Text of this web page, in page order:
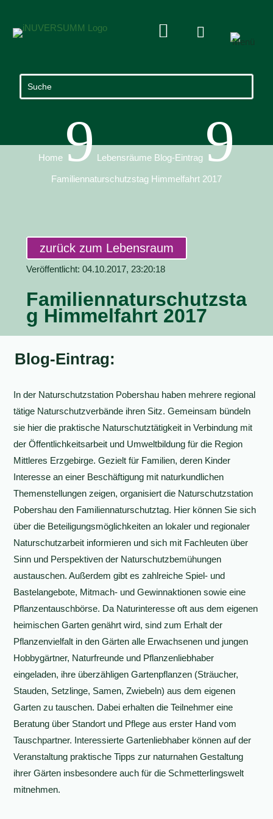
 
Home 9 Lebensräume Blog-Eintrag 9
Familiennaturschutzstag Himmelfahrt 2017
zurück zum Lebensraum
Veröffentlicht: 04.10.2017, 23:20:18
Familiennaturschutzsta
g Himmelfahrt 2017
Blog-Eintrag:
In der Naturschutzstation Pobershau haben mehrere regional
tätige Naturschutzverbände ihren Sitz. Gemeinsam bündeln
sie hier die praktische Naturschutztätigkeit in Verbindung mit
der Öffentlichkeitsarbeit und Umweltbildung für die Region
Mittleres Erzgebirge. Gezielt für Familien, deren Kinder
Interesse an einer Beschäftigung mit naturkundlichen
Themenstellungen zeigen, organisiert die Naturschutzstation
Pobershau den Familiennaturschutztag. Hier können Sie sich
über die Beteiligungsmöglichkeiten an lokaler und regionaler
Naturschutzarbeit informieren und sich mit Fachleuten über
Sinn und Perspektiven der Naturschutzbemühungen
austauschen. Außerdem gibt es zahlreiche Spiel- und
Bastelangebote, Mitmach- und Gewinnaktionen sowie eine
Pflanzentauschbörse. Da Naturinteresse oft aus dem eigenen
heimischen Garten genährt wird, sind zum Erhalt der
Pflanzenvielfalt in den Gärten alle Erwachsenen und jungen
Hobbygärtner, Naturfreunde und Pflanzenliebhaber
eingeladen, ihre überzähligen Gartenpflanzen (Sträucher,
Stauden, Setzlinge, Samen, Zwiebeln) aus dem eigenen
Garten zu tauschen. Dabei erhalten die Teilnehmer eine
Beratung über Standort und Pflege aus erster Hand vom
Tauschpartner. Interessierte Gartenliebhaber können auf der
Veranstaltung praktische Tipps zur naturnahen Gestaltung
ihrer Gärten insbesondere auch für die Schmetterlingswelt
mitnehmen.